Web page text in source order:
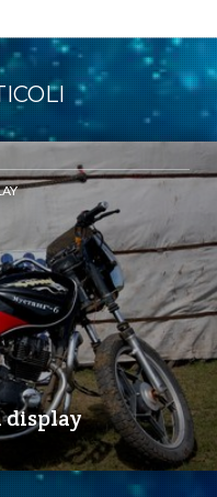
display